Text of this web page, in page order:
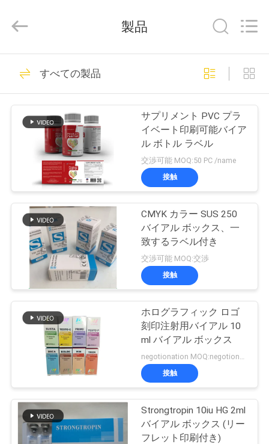
プ
ト
に
2017
Reserved.
ガラス ガラスびん
のラベル
301
錠剤のラベル
252
10mL ガラスびんの
ラベル
139
製品
すべての製品
サプリメント PVC プラ
イベート印刷可能バイア
ル ボトル ラベル
交渉可能 MOQ:50 PC /name
接触
CMYK カラー SUS 250
バイアル ボックス、一
致するラベル付き
交渉可能 MOQ:交渉
接触
ホログラフィック ロゴ
刻印注射用バイアル 10
ml バイアル ボックス
接触
Strongtropin 10iu HG 2ml
バイアル ボックス (リー
フレット印刷付き)